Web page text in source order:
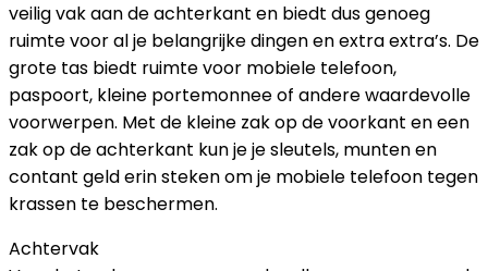
veilig vak aan de achterkant en biedt dus genoeg
ruimte voor al je belangrijke dingen en extra extra’s. De
grote tas biedt ruimte voor mobiele telefoon,
paspoort, kleine portemonnee of andere waardevolle
voorwerpen. Met de kleine zak op de voorkant en een
zak op de achterkant kun je je sleutels, munten en
contant geld erin steken om je mobiele telefoon tegen
krassen te beschermen.
Achtervak